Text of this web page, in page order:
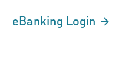
eBanking Login